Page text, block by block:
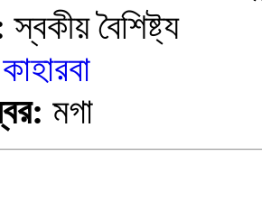
স্বকীয় বৈশিষ্ট্য
কাহারবা
মগা